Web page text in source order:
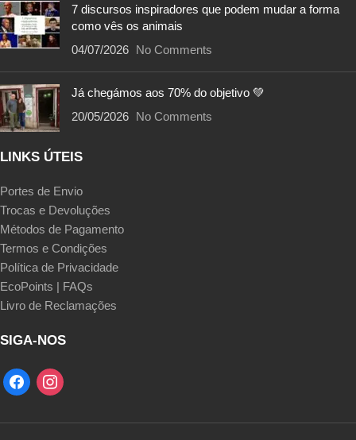
7 discursos inspiradores que podem mudar a forma
como vês os animais
04/07/2026 No Comments
Já chegámos aos 70% do objetivo 💚
20/05/2026 No Comments
LINKS ÚTEIS
Portes de Envio
Trocas e Devoluções
Métodos de Pagamento
Termos e Condições
Política de Privacidade
EcoPoints | FAQs
Livro de Reclamações
SIGA-NOS